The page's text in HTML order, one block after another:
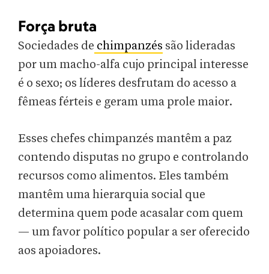
Força bruta
Sociedades de chimpanzés são lideradas
por um macho-alfa cujo principal interesse
é o sexo; os líderes desfrutam do acesso a
fêmeas férteis e geram uma prole maior.
Esses chefes chimpanzés mantêm a paz
contendo disputas no grupo e controlando
recursos como alimentos. Eles também
mantêm uma hierarquia social que
determina quem pode acasalar com quem
— um favor político popular a ser oferecido
aos apoiadores.